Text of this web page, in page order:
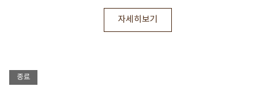
자세히보기
종료